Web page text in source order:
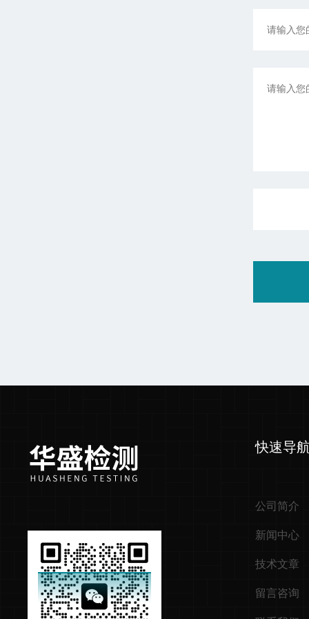
快速导
公司简介
新闻中心
技术文章
留言咨询